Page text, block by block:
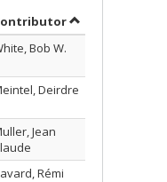
in descending order
by contributor
Bob W.
Deirdre
Jean
Rémi